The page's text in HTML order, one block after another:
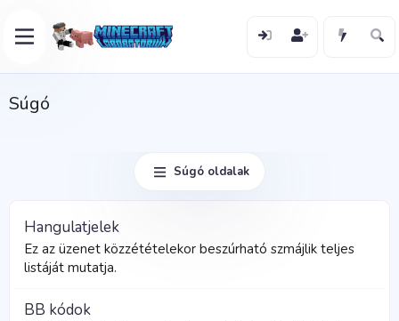
Súgó
Súgó oldalak
Hangulatjelek
Ez az üzenet közzétételekor beszúrható szmájlik teljes
listáját mutatja.
BB kódok